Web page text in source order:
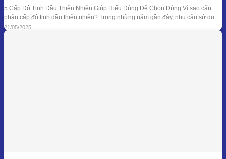
5 Cấp Độ Tinh Dầu Thiên Nhiên Giúp Hiểu Đúng Để Chọn Đúng Vì sao cần
phân cấp độ tinh dầu thiên nhiên? Trong những năm gần đây, nhu cầu sử dụng
tinh dầu thiên nhiên ngày càng gia tăng trong các lĩnh vực như chăm sóc sức
khỏe, mỹ phẩm, liệu pháp hương thơm,
21/05/2025